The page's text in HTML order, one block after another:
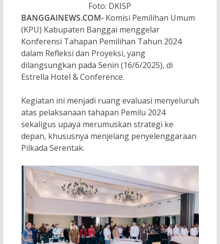
Foto: DKISP
BANGGAINEWS.COM-Komisi Pemilihan Umum
(KPU) Kabupaten Banggai menggelar
Konferensi Tahapan Pemilihan Tahun 2024
dalam Refleksi dan Proyeksi, yang
dilangsungkan pada Senin (16/6/2025), di
Estrella Hotel & Conference.
Kegiatan ini menjadi ruang evaluasi menyeluruh
atas pelaksanaan tahapan Pemilu 2024
sekaligus upaya merumuskan strategi ke
depan, khususnya menjelang penyelenggaraan
Pilkada Serentak.